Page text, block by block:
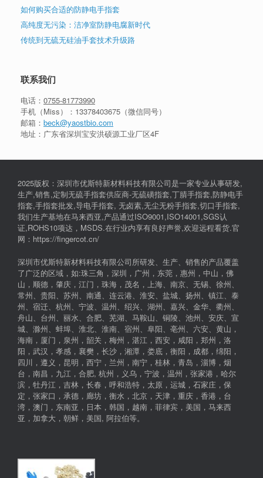
如何购买合适的防静电手指套
高纯度无污染：洁净室防静电腐新时代
传统到无硫无硅油手套技术升级路
联系我们
电话： 0755-81773990
手机（Miss）： 13378403675 （微信同号）
邮箱： beck@yaostbio.com
地址：广东省深圳宝安洪硕源工业厂区4F
2025版权：深圳市优斯特新材料科技有限公司是一家专业从事研发,
生产,销售,定制无硫手指套供应商-无硫磺指套,丁腈手指套,防静电手
指套,手指套批发,导电手指套, 无卤素,无尘无粉手指套,切口手指套,
我们生产基地在马来西亚,产品通过ISO9001,ISO14001,SGS认
证,ROHS10项达，MSDS.在行业内享有良好声誉,欢迎远程看货.官
网：https://fingercot.cn/
深圳市优斯特新材料科技有限公司所研发、生产、销售的产品覆盖
了广泛的区域，如:珠三角，深圳，广州，东莞，惠州，中山，佛
山，顺德，肇庆，江门，珠海，茂名，上海、南京、无锡、徐州、
常州、贵阳、苏州、南通、连云港、淮安、盐城、扬州、镇江、泰
州、宿迁、杭州、宁波、温州、绍兴、湖州、嘉兴、金华、衢州、
舟山、台州、丽水、合肥、芜湖、马鞍山、铜陵、池州、安庆、宣
城、滁州、蚌埠、淮北、淮南、宿州、阜阳、亳州、六安、黄山，
海南，厦门，泉州，韶关，梅州，湛江，西安，咸阳，郑州，洛
阳，武汉，孝感，襄樊，长沙，湘潭，娄底，衡阳，成都，绵阳，
四川，遵义，昆明，西宁，兰州，南宁，桂林，青岛，淄博，烟
台，南昌，九江，合肥, 杭州，义乌，宁波，温州，张家港，哈尔
滨，牡丹江，吉林，长春，呼和浩特，太原，运城，石家庄，保
定，张家口，承德，廊坊，衡水，北京，天津，重庆，香港，台
湾，澳门，东南亚，日本，韩国，越南，菲律宾，美国，马来西
亚，加拿大，朝鲜，美国, 阿拉伯等。